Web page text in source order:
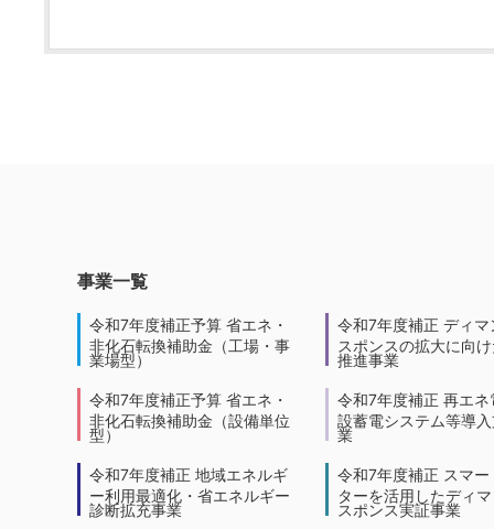
事業一覧
令和7年度補正予算 省エネ・
非化石転換補助金（工場・事
業場型）
令和7年度補正予算 省エネ・
非化石転換補助金（設備単位
型）
令和7年度補正 地域エネルギ
ー利用最適化・省エネルギー
診断拡充事業
令和7年度補正 ディマ
スポンスの拡大に向
推進事業
令和7年度補正 再エネ
設蓄電システム等導
業
令和7年度補正 スマー
ターを活用したディ
スポンス実証事業